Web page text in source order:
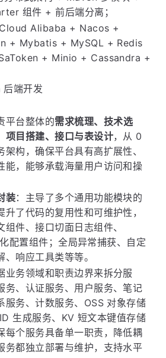
组件 + 前后端分离；
Alibaba + Nacos +
+ Mybatis + MySQL + Redis
+ Minio + Cassandra +
后端开发
平台整体的需求梳理、技术选
项目搭建、接口与表设计，从 0
架构，确保平台具有高扩展性、
能，能够承载海量用户访问和操
装：主导了多个通用功能模块的
升了代码的复用性和可维护性，
组件、接口切面日志组件、
配置组件；全局异常捕获、自定
、响应工具类等等。
业务领域和职责边界来拆分服
务、认证服务、用户服务、笔记
服务、计数服务、OSS 对象存储
生成服务、KV 短文本键值存储
每个服务具备单一职责，降低耦
务都独立部署与维护，支持水平